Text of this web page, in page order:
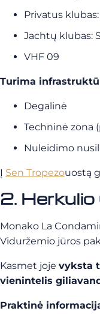
Privatus
Jachtų klubas:
VHF 09
Turima
Degalinė
Techninė zona
Nuleidimo
Į Sen Tropezouostą
2.
Monako La
Viduržemio jūros
Kasmet joje vyksta
vienintelis
Praktinė